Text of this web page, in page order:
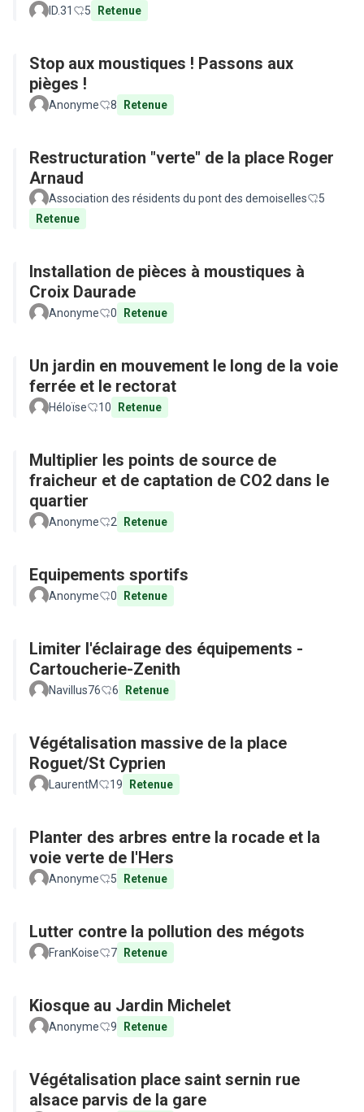
ID.31 5 Retenue
Stop aux moustiques ! Passons aux
pièges !
Anonyme 8 Retenue
Restructuration "verte" de la place Roger
Arnaud
Association des résidents du pont des demoiselles
5
Retenue
Installation de pièces à moustiques à
Croix Daurade
Anonyme 0 Retenue
Un jardin en mouvement le long de la voie
ferrée et le rectorat
Héloïse 10 Retenue
Multiplier les points de source de
fraicheur et de captation de CO2 dans le
quartier
Anonyme 2 Retenue
Equipements sportifs
Anonyme 0 Retenue
Limiter l'éclairage des équipements -
Cartoucherie-Zenith
Navillus76 6 Retenue
Végétalisation massive de la place
Roguet/St Cyprien
LaurentM 19 Retenue
Planter des arbres entre la rocade et la
voie verte de l'Hers
Anonyme 5 Retenue
Lutter contre la pollution des mégots
FranKoise 7 Retenue
Kiosque au Jardin Michelet
Anonyme 9 Retenue
Végétalisation place saint sernin rue
alsace parvis de la gare